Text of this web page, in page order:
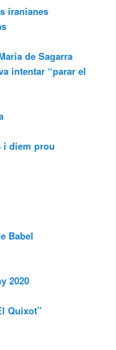
iranianes
de Sagarra
intentar “parar el
i diem prou
Babel
2020
Quixot”